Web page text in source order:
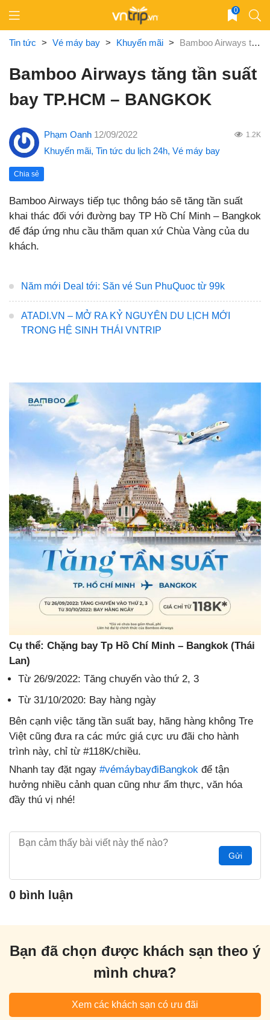
content
0
Tin tức > Vé máy bay > Khuyến mãi > Bamboo Airways tăng tần suất bay TP.HCM – BANGKOK
Bamboo Airways tăng tần suất
bay TP.HCM – BANGKOK
Phạm Oanh 12/09/2022 1.2K
Khuyến mãi, Tin tức du lịch 24h, Vé máy bay
Chia sẻ
Bamboo Airways tiếp tục thông báo sẽ tăng tần suất
khai thác đối với đường bay TP Hồ Chí Minh – Bangkok
để đáp ứng nhu cầu thăm quan xứ Chùa Vàng của du
khách.
Năm mới Deal tới: Săn vé Sun PhuQuoc từ 99k
ATADI.VN – MỞ RA KỶ NGUYÊN DU LỊCH MỚI
TRONG HỆ SINH THÁI VNTRIP
Cụ thể: Chặng bay Tp Hồ Chí Minh – Bangkok (Thái
Lan)
Từ 26/9/2022: Tăng chuyến vào thứ 2, 3
Từ 31/10/2020: Bay hàng ngày
Bên cạnh việc tăng tần suất bay, hãng hàng không Tre
Việt cũng đưa ra các mức giá cực ưu đãi cho hành
trình này, chỉ từ #118K/chiều.
Nhanh tay đặt ngay #vémáybayđiBangkok để tận
hưởng nhiều cảnh quan cũng như ẩm thực, văn hóa
đầy thú vị nhé!
Gửi
0 bình luận
Bạn đã chọn được khách sạn theo ý
mình chưa?
Xem các khách sạn có ưu đãi